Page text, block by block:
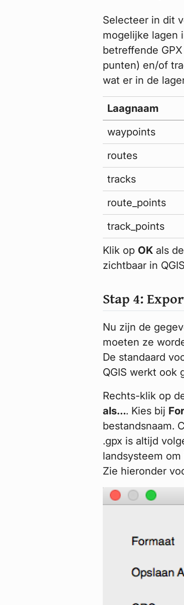
Selecteer in dit
mogelijke lagen
betreffende
punten) en/of
wat er in de
Laagnaam
waypoints
routes
tracks
route_points
track_points
Klik opOK als
zichtbaar in
Stap 4:
Nu zijn de
moeten ze
De standaard
QGIS werkt ook
Rechts-klik op
als…. Kies bij
bestandsnaam.
.gpx is altijd
landsysteem
Zie hieronder